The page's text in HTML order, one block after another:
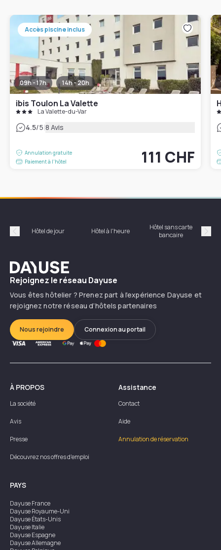
Accès piscine inclus
09h - 17h 14h - 20h
ibis Toulon La Valette
La Valette-du-Var
4.5/5|8 Avis
Annulation gratuite
Paiement à l'hôtel
111 CHF
Précédent
Hôtel de jour Hôtel à l'heure
Hôtel sans carte
bancaire
Dayuse
Rejoignez le réseau Dayuse
Vous êtes hôtelier ? Prenez part à l’expérience Dayuse et
rejoignez notre réseau d’hôtels partenaires
Nous rejoindre Connexion au portail
À PROPOS
La société
Avis
Presse
Découvrez nos offres d'emploi
Assistance
Contact
Aide
Annulation de réservation
PAYS
DayuseFrance
DayuseRoyaume-Uni
DayuseÉtats-Unis
DayuseItalie
DayuseEspagne
DayuseAllemagne